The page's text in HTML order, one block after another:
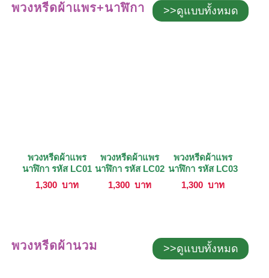
พวงหรีดผ้าแพร+นาฬิกา >>ดูแบบทั้งหมด
พวงหรีดผ้าแพร
นาฬิกา รหัส LC01
1,300 บาท
พวงหรีดผ้าแพร
นาฬิกา รหัส LC02
1,300 บาท
พวงหรีดผ้าแพร
นาฬิกา รหัส LC03
1,300 บาท
พวงหรีดผ้านวม >>ดูแบบทั้งหมด